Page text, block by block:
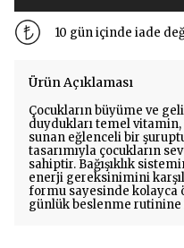
10 gün içinde iade
Ürün Açıklaması
Çocukların büyüme ve
duydukları temel
sunan eğlenceli bir
tasarımıyla çocukların
sahiptir. Bağışıklık
enerji gereksinimini
formu sayesinde kolayca
günlük beslenme rutinine